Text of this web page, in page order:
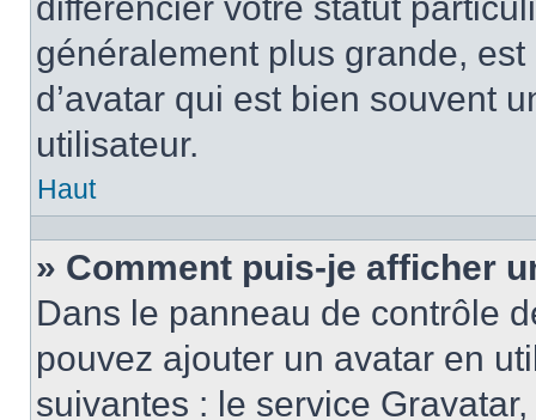
généralement plus grande,
d’avatar qui est bien souvent
utilisateur.
Haut
» Comment puis-je afficher
Dans le panneau de contrôle
pouvez ajouter un avatar en
suivantes : le service